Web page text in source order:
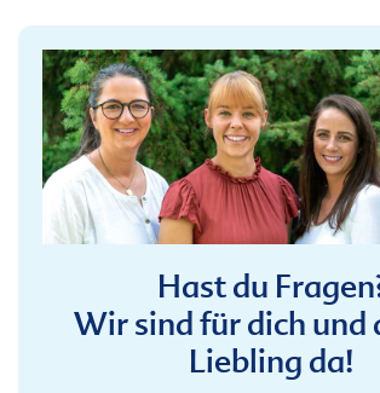
Hast du
Wir sind für dich und
Liebling da!